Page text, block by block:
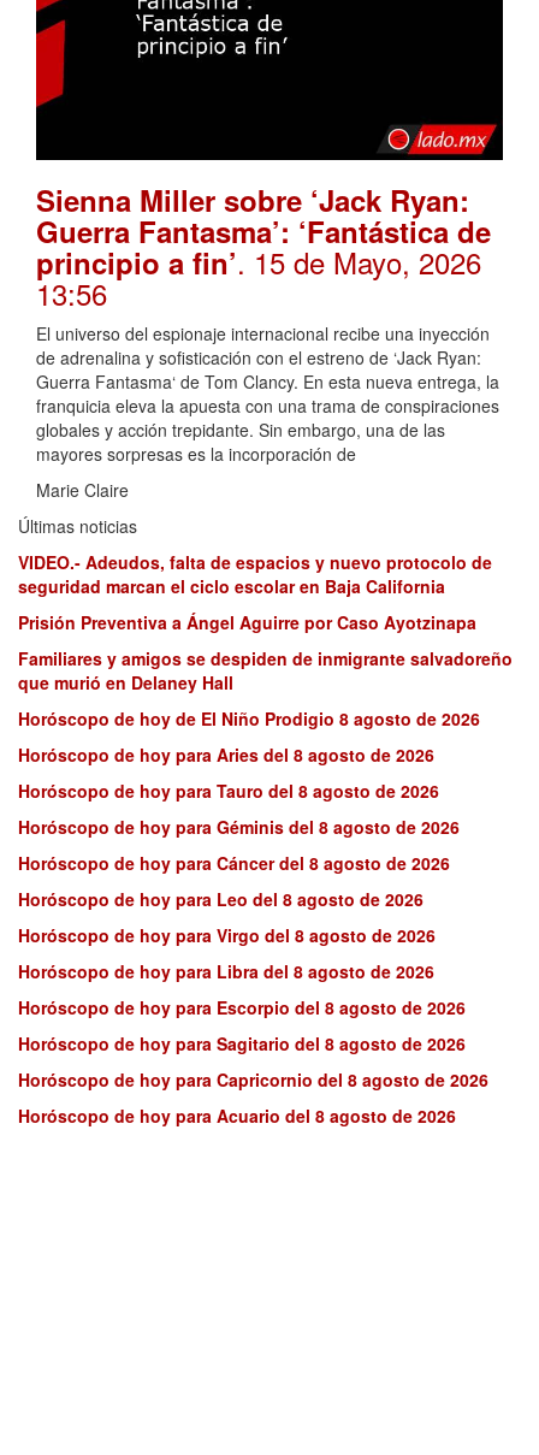
Sienna Miller sobre ‘Jack Ryan:
Guerra Fantasma’: ‘Fantástica de
principio a fin’. 15 de Mayo, 2026
13:56
El universo del espionaje internacional recibe una inyección
de adrenalina y sofisticación con el estreno de ‘Jack Ryan:
Guerra Fantasma‘ de Tom Clancy. En esta nueva entrega, la
franquicia eleva la apuesta con una trama de conspiraciones
globales y acción trepidante. Sin embargo, una de las
mayores sorpresas es la incorporación de
Marie Claire
Últimas noticias
VIDEO.- Adeudos, falta de espacios y nuevo protocolo de
seguridad marcan el ciclo escolar en Baja California
Prisión Preventiva a Ángel Aguirre por Caso Ayotzinapa
Familiares y amigos se despiden de inmigrante salvadoreño
que murió en Delaney Hall
Horóscopo de hoy de El Niño Prodigio 8 agosto de 2026
Horóscopo de hoy para Aries del 8 agosto de 2026
Horóscopo de hoy para Tauro del 8 agosto de 2026
Horóscopo de hoy para Géminis del 8 agosto de 2026
Horóscopo de hoy para Cáncer del 8 agosto de 2026
Horóscopo de hoy para Leo del 8 agosto de 2026
Horóscopo de hoy para Virgo del 8 agosto de 2026
Horóscopo de hoy para Libra del 8 agosto de 2026
Horóscopo de hoy para Escorpio del 8 agosto de 2026
Horóscopo de hoy para Sagitario del 8 agosto de 2026
Horóscopo de hoy para Capricornio del 8 agosto de 2026
Horóscopo de hoy para Acuario del 8 agosto de 2026